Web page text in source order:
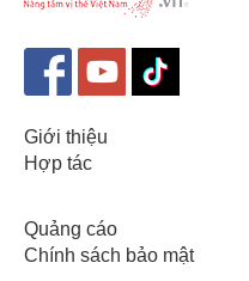
Giới thiệu
Hợp tác
Quảng cáo
Chính sách bảo mật